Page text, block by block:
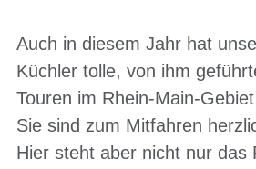
Auch in diesem Jahr hat
Küchler tolle, von ihm
Touren im Rhein-Main-
Sie sind zum Mitfahren
Hier steht aber nicht nur das